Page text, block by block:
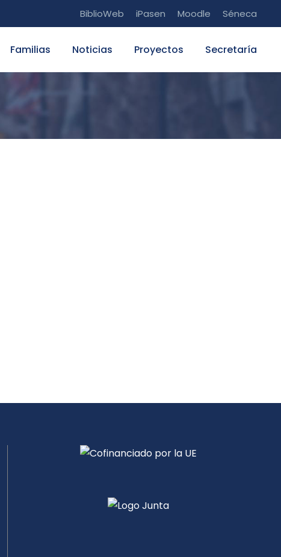
BiblioWeb iPasen Moodle Séneca
Familias Noticias Proyectos Secretaría